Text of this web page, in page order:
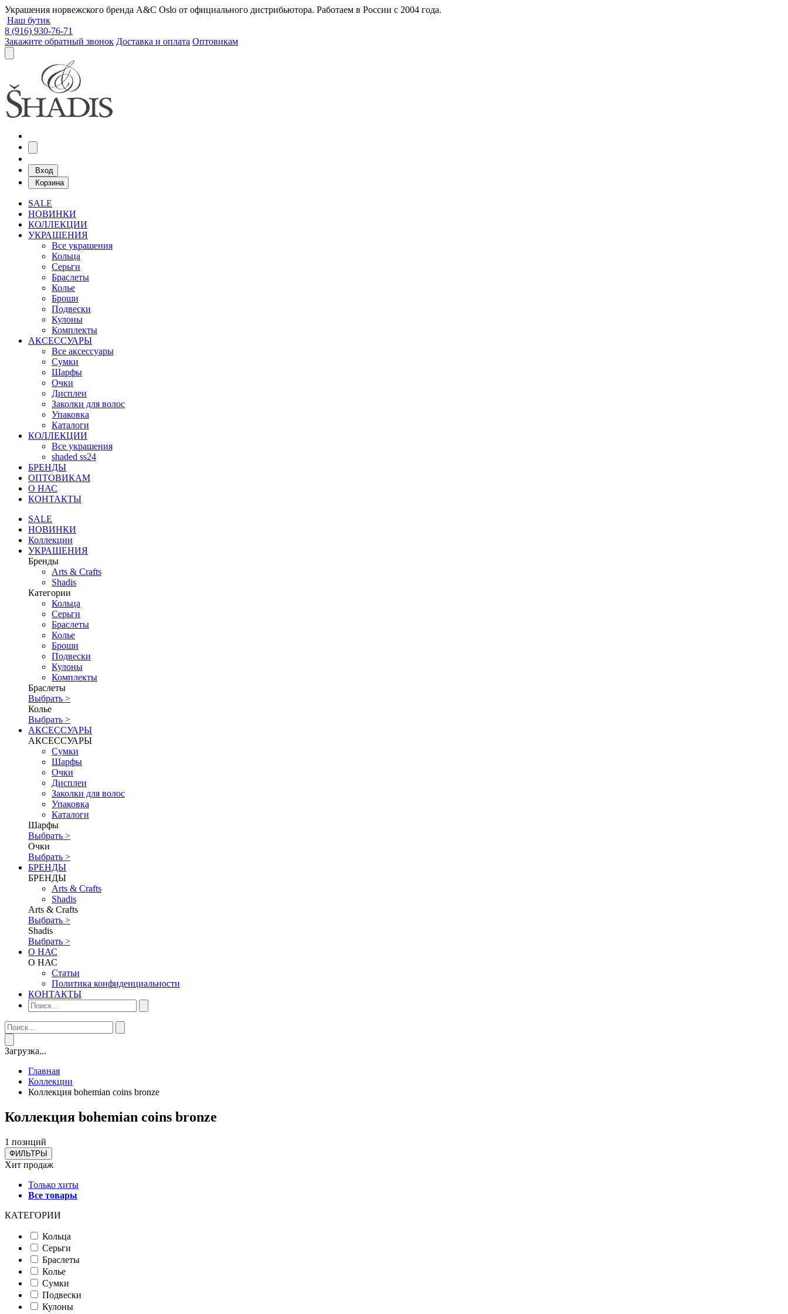
Украшения норвежского бренда A&C Oslo от официального дистрибьютора. Работаем в России с 2004 года.
Наш бутик
8 (916) 930-76-71
Закажите обратный звонок Доставка и оплата Оптовикам
Вход
Корзина
SALE
НОВИНКИ
КОЛЛЕКЦИИ
УКРАШЕНИЯ
Все украшения
Кольца
Серьги
Браслеты
Колье
Броши
Подвески
Кулоны
Комплекты
АКСЕССУАРЫ
Все аксессуары
Сумки
Шарфы
Очки
Дисплеи
Заколки для волос
Упаковка
Каталоги
КОЛЛЕКЦИИ
Все украшения
shaded ss24
БРЕНДЫ
ОПТОВИКАМ
О НАС
КОНТАКТЫ
SALE
НОВИНКИ
Коллекции
УКРАШЕНИЯ
Бренды
Аrts & Сrafts
Shadis
Категории
Кольца
Серьги
Браслеты
Колье
Броши
Подвески
Кулоны
Комплекты
Браслеты
Выбрать >
Колье
Выбрать >
АКСЕССУАРЫ
АКСЕССУАРЫ
Сумки
Шарфы
Очки
Дисплеи
Заколки для волос
Упаковка
Каталоги
Шарфы
Выбрать >
Очки
Выбрать >
БРЕНДЫ
БРЕНДЫ
Аrts & Сrafts
Shadis
Аrts & Сrafts
Выбрать >
Shadis
Выбрать >
О НАС
О НАС
Статьи
Политика конфиденциальности
КОНТАКТЫ
Загрузка...
Главная
Коллекции
Коллекция bohemian coins bronze
Коллекция bohemian coins bronze
1 позиций
ФИЛЬТРЫ
Хит продаж
Только хиты
Все товары
КАТЕГОРИИ
Кольца
Серьги
Браслеты
Колье
Сумки
Подвески
Кулоны